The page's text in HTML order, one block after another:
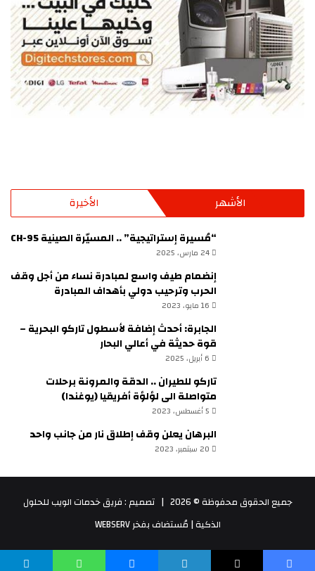
الأشهر الأخيرة
“مُسيرة إستراتيجية” .. المسيّرة الصينية CH-95
24 مارس، 2025
إنضمام طيف واسع لمبادرة نساء من أجل وقف
الحرب وترحيب دولي بأهداف المبادرة
16 مايو، 2023
الجابرة: أحدث إضافة لأسطول تاركو البحرية –
قوة حديثة في أعالي البحار
6 أبريل، 2025
تاركو للطيران .. الدقة والمرونة برحلات
متواصلة الى لؤلؤة أفريقيا (يوغندا)
5 أغسطس، 2023
البرهان يعلن وقف إطلاق نار من جانب واحد
20 سبتمبر، 2023
جميع الحقوق محفوظة © 2026 |
تصميم : فريق خدمات الويب للحلول
الذكية | مُستضاف بفخرWEBSERV